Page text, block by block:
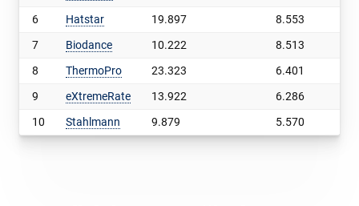
6
Hatstar 19.897 8.553
7
Biodance 10.222 8.513
8
ThermoPro 23.323 6.401
9
eXtremeRate 13.922 6.286
10
Stahlmann 9.879 5.570